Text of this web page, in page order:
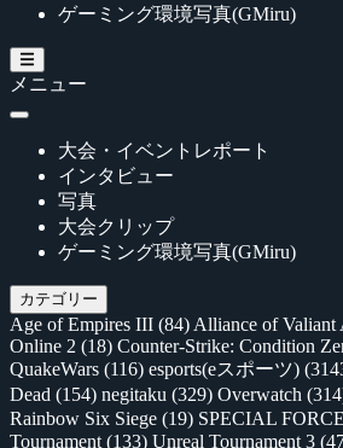
ゲーミング環境写真(GMiru)
メニュー
大会・イベントレポート
インタビュー
写真
大会クリップ
ゲーミング環境写真(GMiru)
カテゴリー
Age of Empires III (84) Alliance of Valiant
Online 2 (18) Counter-Strike: Condition
QuakeWars (116) esports(eスポーツ)
Dead (154) negitaku (329) Overwatch
Rainbow Six Siege (19) SPECIAL FORCE
Tournament (133) Unreal Tournament 3